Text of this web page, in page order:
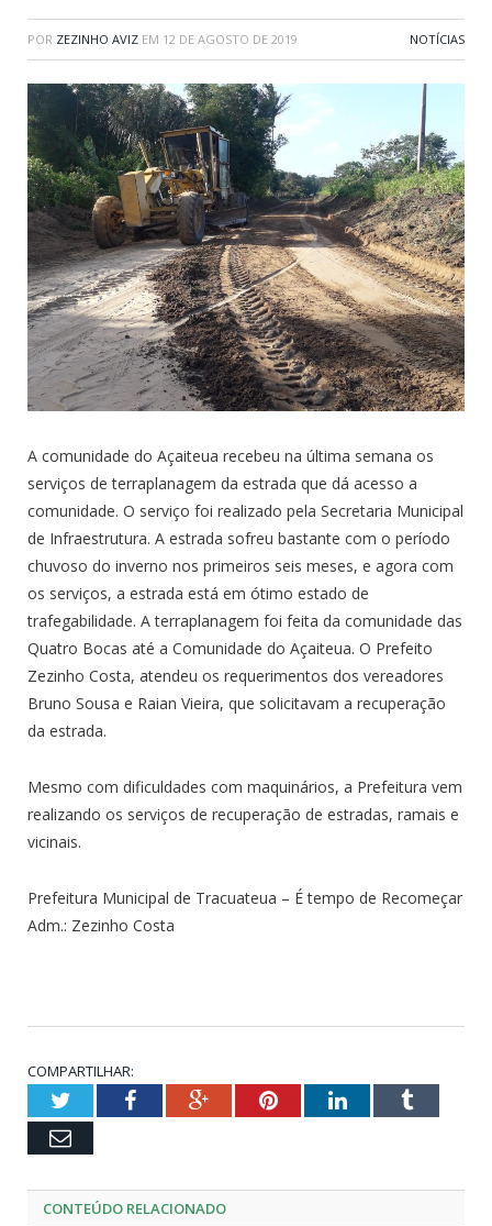
POR ZEZINHO AVIZ EM 12 DE AGOSTO DE 2019 NOTÍCIAS
A comunidade do Açaiteua recebeu na última semana os
serviços de terraplanagem da estrada que dá acesso a
comunidade. O serviço foi realizado pela Secretaria Municipal
de Infraestrutura. A estrada sofreu bastante com o período
chuvoso do inverno nos primeiros seis meses, e agora com
os serviços, a estrada está em ótimo estado de
trafegabilidade. A terraplanagem foi feita da comunidade das
Quatro Bocas até a Comunidade do Açaiteua. O Prefeito
Zezinho Costa, atendeu os requerimentos dos vereadores
Bruno Sousa e Raian Vieira, que solicitavam a recuperação
da estrada.
Mesmo com dificuldades com maquinários, a Prefeitura vem
realizando os serviços de recuperação de estradas, ramais e
vicinais.
Prefeitura Municipal de Tracuateua – É tempo de Recomeçar
Adm.: Zezinho Costa
COMPARTILHAR:
TwitterFacebookGoogle+PinterestLinkedInTumblr
Email
CONTEÚDO RELACIONADO